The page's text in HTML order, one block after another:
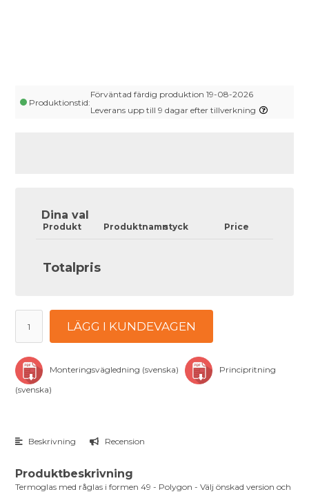
Produktionstid:
Förväntad färdig produktion 19-08-2026
Leverans upp till 9 dagar efter tillverkning
Dina val
Produkt Produktnamnstyck Price
Totalpris
LÄGG I KUNDEVAGEN
Monteringsvägledning (svenska)
Principritning
(svenska)
Beskrivning Recension
Produktbeskrivning
Termoglas med råglas i formen 49 - Polygon - Välj önskad version och